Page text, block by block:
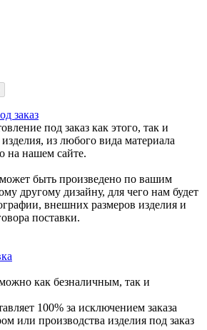
заказ
под заказ как этого, так и
из любого вида материала
на нашем сайте.
быть произведено по вашим
другому дизайну, для чего нам будет
внешних размеров изделия и
поставки.
как безналичным, так и
100% за исключением заказа
или производства изделия под заказ